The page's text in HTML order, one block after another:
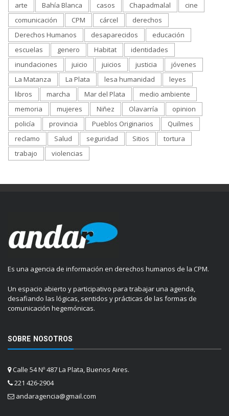
arte Bahía Blanca casos Chapadmalal
cine
comunicación
CPM cárcel
derechos
Derechos Humanos
desaparecidos
educación
escuelas
genero Habitat
identidades
inundaciones
juicio juicios justicia
jóvenes
La Matanza
La Plata lesa humanidad
leyes
libros
marcha Mar del Plata
medio ambiente
memoria
mujeres Niñez Olavarría
opinion
policía
provincia Pueblos Originarios
Quilmes
reclamo
Salud seguridad Sitios
tortura
trabajo
violencias
Es una agencia de información en derechos humanos de la CPM.
Un espacio abierto y participativo para trabajar una agenda,
desafiando las lógicas, sentidos y prácticas de las formas de
comunicación hegemónicas.
SOBRE NOSOTROS
Calle 54 Nº 487 La Plata, Buenos Aires.
221 426-2904
andaragencia@gmail.com